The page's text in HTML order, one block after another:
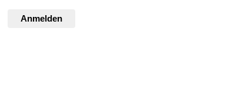
Anmelden